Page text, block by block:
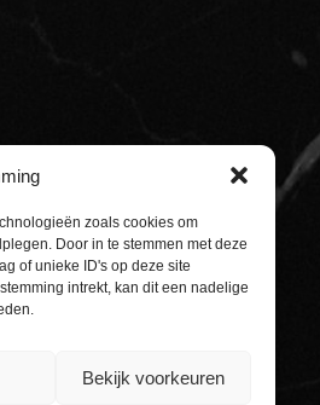
zoals cookies om
Door in te stemmen met deze
of unieke ID's op deze site
intrekt, kan dit een nadelige
Bekijk voorkeuren